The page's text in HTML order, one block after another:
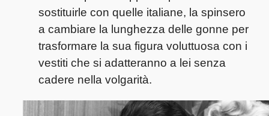
sostituirle con quelle italiane, la spinsero
a cambiare la lunghezza delle gonne per
trasformare la sua figura voluttuosa con i
vestiti che si adatteranno a lei senza
cadere nella volgarità.